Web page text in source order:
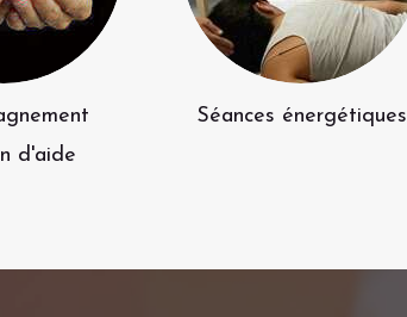
d'aide
Séances énergétiques